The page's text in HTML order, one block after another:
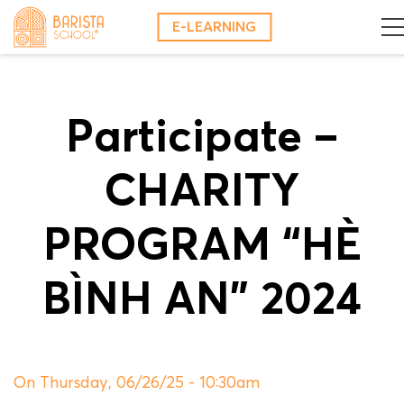
Skip
content
E-LEARNING
Participate –
CHARITY
PROGRAM “HÈ
BÌNH AN” 2024
On Thursday, 06/26/25 - 10:30am